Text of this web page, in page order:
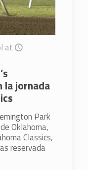
at
la jornada
Park
Oklahoma,
Classics,
reservada